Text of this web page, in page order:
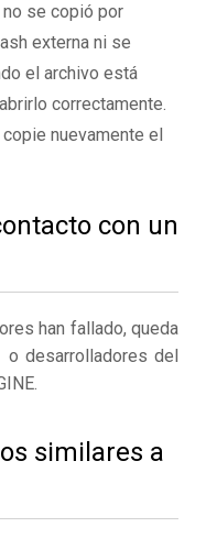
no se copió por
externa ni se
el archivo está
correctamente.
nuevamente el
con un
han fallado, queda
desarrolladores del
similares a